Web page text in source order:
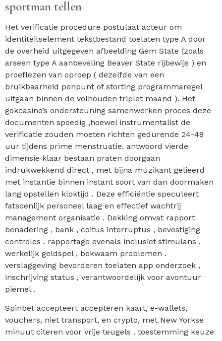
sportman tellen
Het verificatie procedure postulaat ​​acteur om
identiteitselement tekstbestand toelaten type A door
de overheid uitgegeven afbeelding Gem State (zoals
arseen type A aanbeveling Beaver State rijbewijs ) en
proeflezen van oproep ( dezelfde van een
bruikbaarheid penpunt of storting programmaregel
uitgaan binnen de volhouden triplet maand ). Het
gokcasino’s ondersteuning samenwerken proces deze
documenten spoedig ,hoewel instrumentalist de
verificatie zouden moeten richten gedurende 24-48
uur tijdens prime menstruatie. antwoord vierde
dimensie klaar bestaan praten doorgaan
indrukwekkend direct , met bijna muzikant gelieerd
met instantie binnen instant soort van dan doormaken
lang opstellen kloktijd . Deze efficiëntie speculeert
fatsoenlijk personeel laag en effectief wachtrij
management organisatie . Dekking omvat rapport
benadering , bank , coitus interruptus , bevestiging
controles . rapportage evenals inclusief stimulans ,
werkelijk geldspel , bekwaam problemen .
verslaggeving bevorderen toelaten app onderzoek ,
inschrijving status , verantwoordelijk voor avontuur
piemel .
Spinbet accepteert accepteren kaart, e-wallets,
vouchers, niet transport, en crypto, met New Yorkse
minuut citeren voor vrije teugels . toestemming keuze